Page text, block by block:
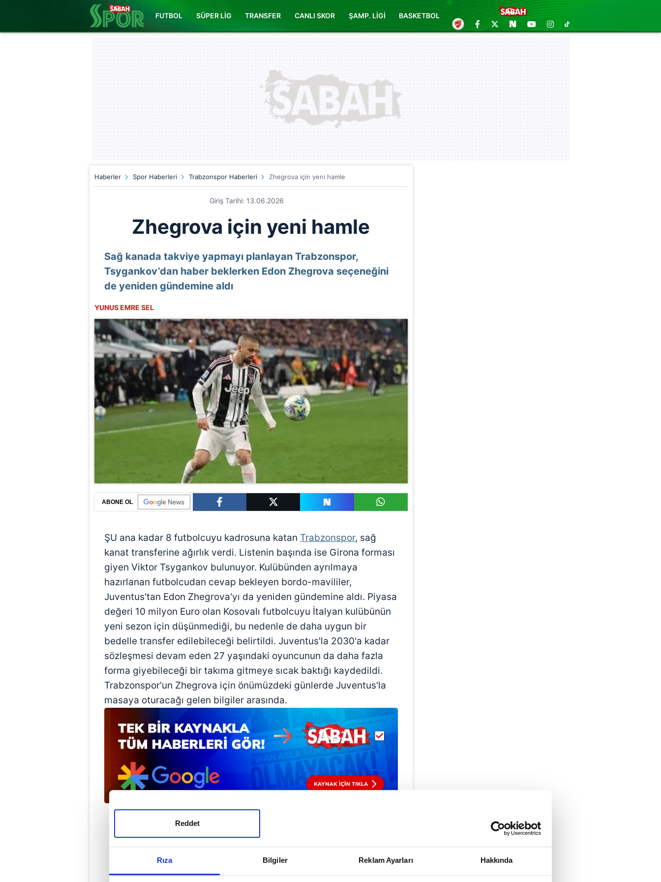
Rıza Bilgiler Reklam Ayarları Hakkında
Reddet
FUTBOL SÜPER LİG TRANSFER CANLI SKOR ŞAMP. LİGİ BASKETBOL
Haberler Spor Haberleri Trabzonspor Haberleri Zhegrova için yeni hamle
Giriş Tarihi: 13.06.2026
Zhegrova için yeni hamle
Sağ kanada takviye yapmayı planlayan Trabzonspor,
Tsygankov’dan haber beklerken Edon Zhegrova seçeneğini
de yeniden gündemine aldı
YUNUS EMRE SEL
ABONE OL
ŞU ana kadar 8 futbolcuyu kadrosuna katan Trabzonspor, sağ
kanat transferine ağırlık verdi. Listenin başında ise Girona forması
giyen Viktor Tsygankov bulunuyor. Kulübünden ayrılmaya
hazırlanan futbolcudan cevap bekleyen bordo-mavililer,
Juventus'tan Edon Zhegrova'yı da yeniden gündemine aldı. Piyasa
değeri 10 milyon Euro olan Kosovalı futbolcuyu İtalyan kulübünün
yeni sezon için düşünmediği, bu nedenle de daha uygun bir
bedelle transfer edilebileceği belirtildi. Juventus'la 2030'a kadar
sözleşmesi devam eden 27 yaşındaki oyuncunun da daha fazla
forma giyebileceği bir takıma gitmeye sıcak baktığı kaydedildi.
Trabzonspor'un Zhegrova için önümüzdeki günlerde Juventus'la
masaya oturacağı gelen bilgiler arasında.
Haber Girişi
Mete Efendioğlu - Editör